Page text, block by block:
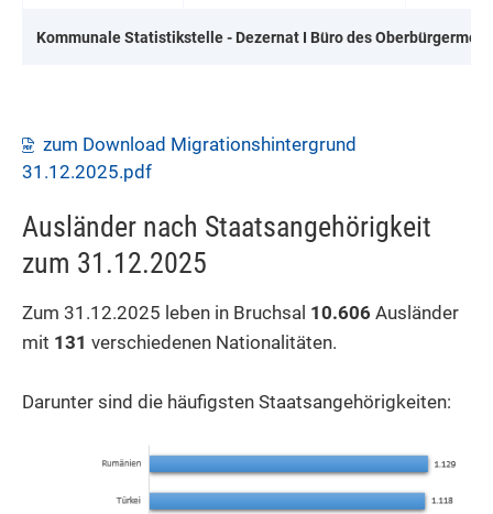
Kommunale Statistikstelle - Dezernat I Büro des
zum Download Migrationshintergrund
31.12.2025.pdf
Ausländer nach Staatsangehörigkeit
zum 31.12.2025
Zum 31.12.2025 leben in Bruchsal 10.606 Ausländer
mit 131 verschiedenen Nationalitäten.
Darunter sind die häufigsten Staatsangehörigkeiten: